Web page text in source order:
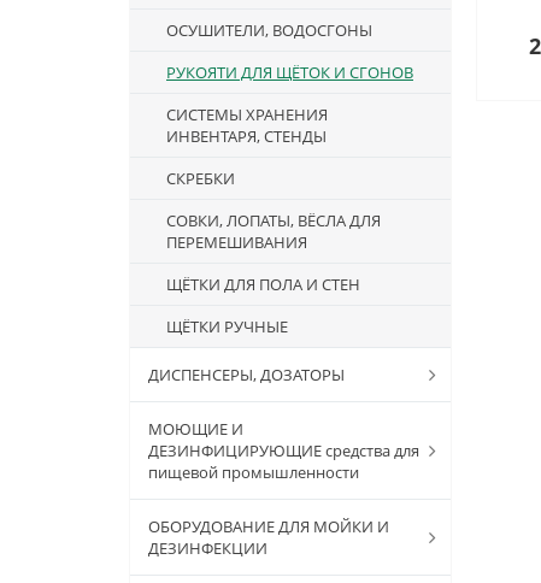
ОСУШИТЕЛИ, ВОДОСГОНЫ
РУКОЯТИ ДЛЯ ЩЁТОК И СГОНОВ
СИСТЕМЫ ХРАНЕНИЯ
ИНВЕНТАРЯ, СТЕНДЫ
СКРЕБКИ
СОВКИ, ЛОПАТЫ, ВЁСЛА ДЛЯ
ПЕРЕМЕШИВАНИЯ
ЩЁТКИ ДЛЯ ПОЛА И СТЕН
ЩЁТКИ РУЧНЫЕ
ДИСПЕНСЕРЫ, ДОЗАТОРЫ
МОЮЩИЕ И
ДЕЗИНФИЦИРУЮЩИЕ средства для
пищевой промышленности
ОБОРУДОВАНИЕ ДЛЯ МОЙКИ И
ДЕЗИНФЕКЦИИ